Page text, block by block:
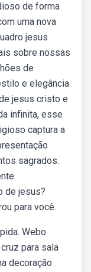
de forma
uma nova
jesus
sobre nossas
de
e elegância
jesus cristo e
infinita, esse
captura a
sagrados.
de jesus?
para você.
Webo
para sala
decoração